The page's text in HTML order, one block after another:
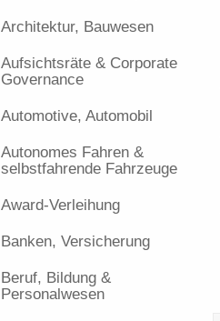
Architektur, Bauwesen
Aufsichtsräte & Corporate
Governance
Automotive, Automobil
Autonomes Fahren &
selbstfahrende Fahrzeuge
Award-Verleihung
Banken, Versicherung
Beruf, Bildung &
Personalwesen